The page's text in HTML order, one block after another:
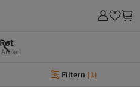
Rot
Artikel
Filtern (1)